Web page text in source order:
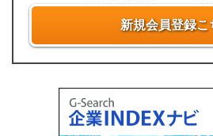
新規会員登録こ